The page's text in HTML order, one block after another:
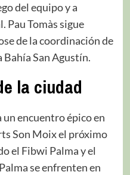
del equipo y a
Pau Tomàs sigue
de la coordinación de
San Agustín.
la ciudad
encuentro épico en
Son Moix el próximo
el Fibwi Palma y el
se enfrenten en